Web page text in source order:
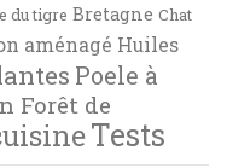
du tigre Bretagne Chat
aménagé Huiles
Poele à
Forêt de
Tests